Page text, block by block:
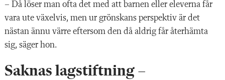
– Då löser man ofta det med att barnen eller eleverna får
vara ute växelvis, men ur grönskans perspektiv är det
nästan ännu värre eftersom den då aldrig får återhämta
sig, säger hon.
Saknas lagstiftning –